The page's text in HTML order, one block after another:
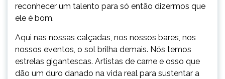
reconhecer um talento para só então dizermos que
ele é bom.
Aqui nas nossas calçadas, nos nossos bares, nos
nossos eventos, o sol brilha demais. Nós temos
estrelas gigantescas. Artistas de carne e osso que
dão um duro danado na vida real para sustentar a